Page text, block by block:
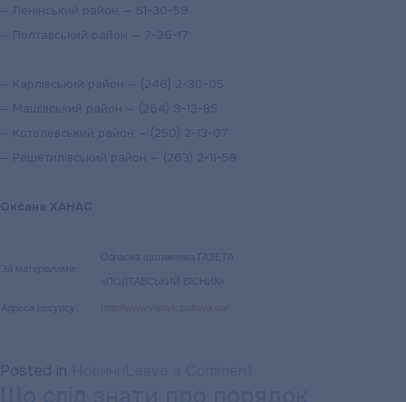
— Ленінський район — 51-30-59
— Полтавський район — 7-36-17
— Карлівський район — (246) 2-30-05
— Машівський район — (264) 9-13-85
— Котелевський район — (250) 2-13-07
— Решетилівський район — (263) 2-11-58
Оксана ХАНАС
За матеріалами:
Обласна щотижнева ГАЗЕТА
«ПОЛТАВСЬКИЙ ВІСНИК»
Адреса ресурсу: http://www.visnyk.poltava.ua/
Posted in